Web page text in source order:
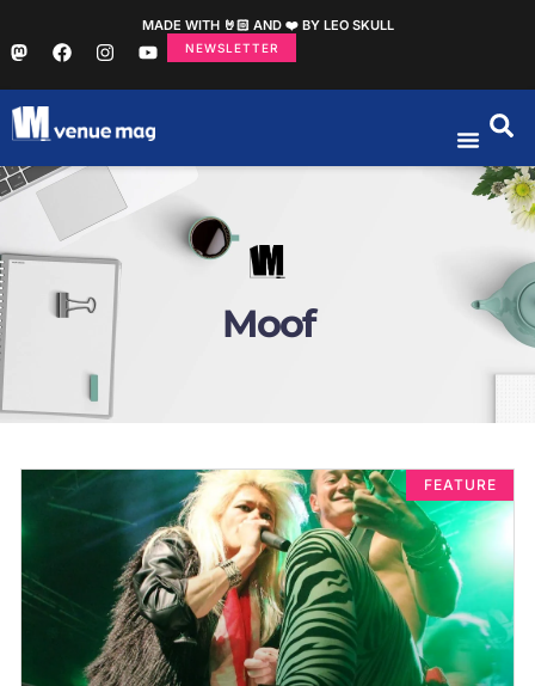
MADE WITH 🤘🏻 AND ❤️ BY LEO SKULL
NEWSLETTER
Moof
FEATURE